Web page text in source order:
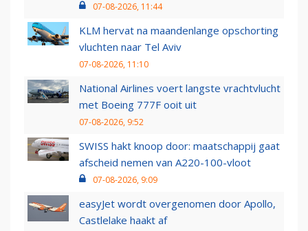
07-08-2026, 11:44
KLM hervat na maandenlange opschorting
vluchten naar Tel Aviv
07-08-2026, 11:10
National Airlines voert langste vrachtvlucht
met Boeing 777F ooit uit
07-08-2026, 9:52
SWISS hakt knoop door: maatschappij gaat
afscheid nemen van A220-100-vloot
07-08-2026, 9:09
easyJet wordt overgenomen door Apollo,
Castlelake haakt af